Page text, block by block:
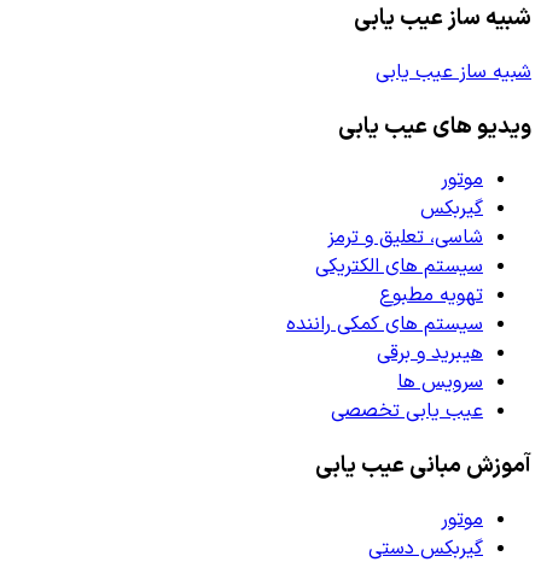
شبیه ساز عیب یابی
شبیه ساز عیب یابی
ویدیو های عیب یابی
موتور
گیربکس
شاسی، تعلیق و ترمز
سیستم های الکتریکی
تهویه مطبوع
سیستم های کمکی راننده
هیبرید و برقی
سرویس ها
عیب یابی تخصصی
آموزش مبانی عیب یابی
موتور
گیربکس دستی